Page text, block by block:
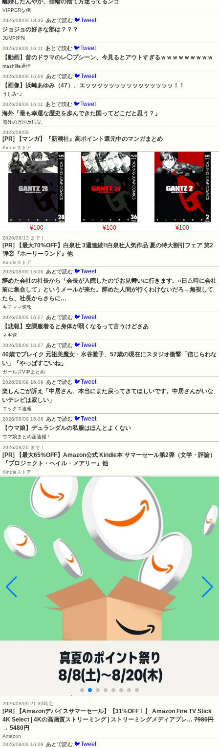
離婚したんやが、指輪の捨て方迷ってるンゴ
VIPPERな俺
2026/08/09 18:30
あとで読む 🐦Tweet
ジョジョの好きな部は？？？
JUMP速報
2026/08/09 16:11
あとで読む 🐦Tweet
【動画】昔のドラマのレ◯プシーン、今見るとアウトすぎるｗｗｗｗｗｗｗｗｗ
mashlife通信
2026/08/09 16:09
あとで読む 🐦Tweet
【画像】浜崎あゆみ（47）、エッッッッッッッッッッッッッッッ！！
うしみつ
2026/08/09 16:11
あとで読む 🐦Tweet
海外「最も幸運な歴史を歩んできた国ってどこだと思う？」
海外の万国反応記
2026/08/09
[PR] 【マンガ】『新潮社』高ポイント還元中のマンガまとめ
Kindleストア
¥100 ¥100 ¥100
2026/08/13 まで！
[PR]
【最大70%OFF】白泉社 3週連続!!白泉社人気作品 夏の特大割引フェア 第2
弾②『ホーリーランド』他
Kindleストア
2026/08/09 16:06
あとで読む 🐦Tweet
辞めた会社の社長から「会長が入院したのでお見舞いに行きます。○日△時に会社
前に集合して」というメールが来た。辞めた人間が行くわけないだろ→無視して
たら、社長からさらに…
キチママ速報
2026/08/09 16:07
あとで読む 🐦Tweet
【悲報】空調服着ると身体が弱くなるって言うけどさあ
ネギ速
2026/08/09 16:07
あとで読む 🐦Tweet
40歳でブレイク 元祖美魔女・水谷雅子、57歳の現在にスタジオ衝撃「信じられな
い」「やっぱすごいね」
ガールズVIPまとめ
2026/08/09 16:09
あとで読む 🐦Tweet
楽しんごが訴え「中居さん、本当にまた戻ってきてほしいです。中居さんがいな
いテレビは寂しい」
エックス速報
2026/08/09 16:08
あとで読む 🐦Tweet
【ウマ娘】デュランダルの私服はほんとよくない
ウマ娘まとめ超速報！
2026/08/20 まで！
[PR]
【最大65%OFF】Amazon公式 Kindle本 サマーセール第2弾（文学・評論）
『プロジェクト・ヘイル・メアリー』他
Kindleストア
2026/08/09 21:30時点
[PR] 【Amazonデバイスサマーセール】【31%OFF！】 Amazon Fire TV Stick
4K Select | 4Kの高画質ストリーミング | ストリーミングメディアプレ… 7980円
→ 5480円
Amazon
2026/08/09 16:09
あとで読む 🐦Tweet